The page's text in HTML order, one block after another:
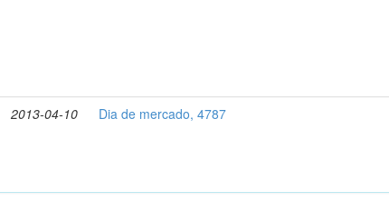
2013-04-10 Dia de mercado, 4787